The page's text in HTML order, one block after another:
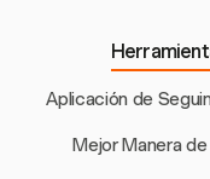
Aplicación de
Mejor Manera